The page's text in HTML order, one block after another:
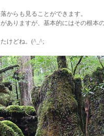
からも見ることができます。
ありますが、基本的にはその根本
けどね。(^_^;